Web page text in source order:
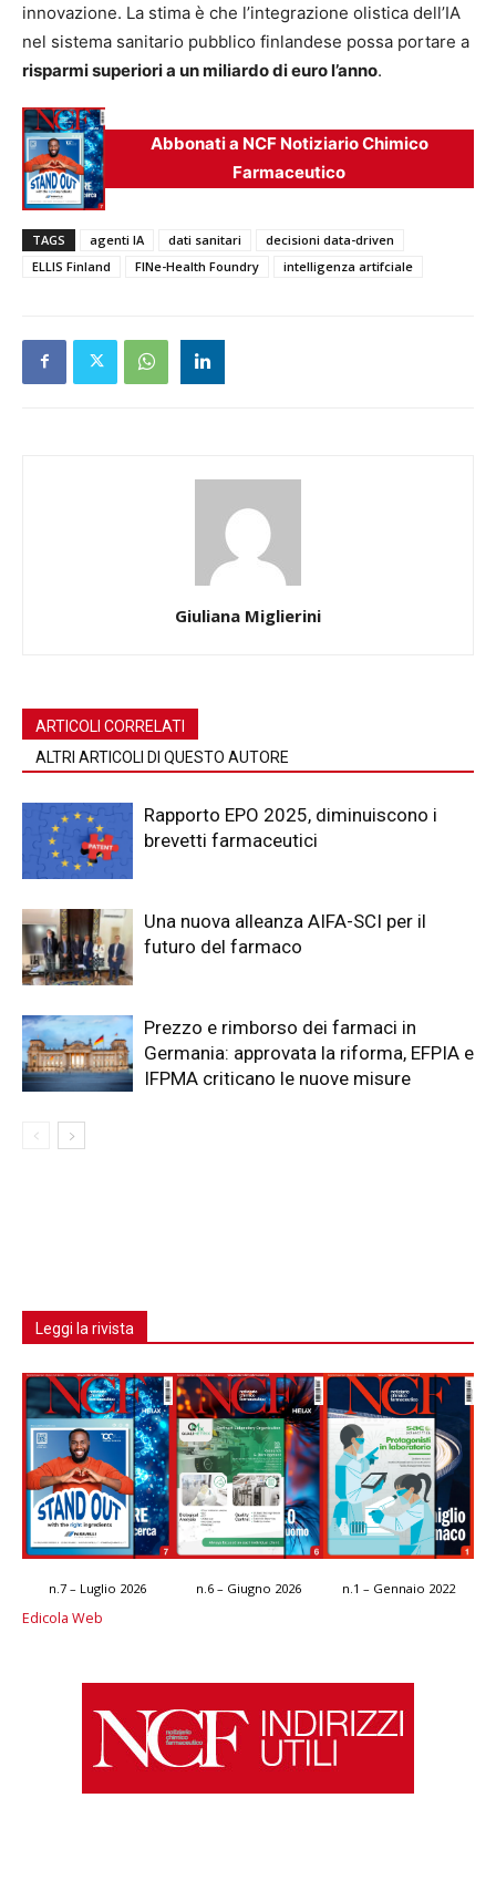
innovazione. La stima è che l’integrazione olistica dell’IA
nel sistema sanitario pubblico finlandese possa portare a
risparmi superiori a un miliardo di euro l’anno.
Abbonati a NCF Notiziario Chimico
Farmaceutico
TAGS agenti IA dati sanitari
decisioni data-driven
ELLIS Finland
FINe-Health Foundry intelligenza artifciale
Giuliana Miglierini
ARTICOLI CORRELATI
ALTRI ARTICOLI DI QUESTO AUTORE
Rapporto EPO 2025, diminuiscono i
brevetti farmaceutici
Una nuova alleanza AIFA-SCI per il
futuro del farmaco
Prezzo e rimborso dei farmaci in
Germania: approvata la riforma, EFPIA e
IFPMA criticano le nuove misure
Leggi la rivista
n.7 – Luglio 2026 n.6 – Giugno 2026 n.1 – Gennaio 2022
Edicola Web